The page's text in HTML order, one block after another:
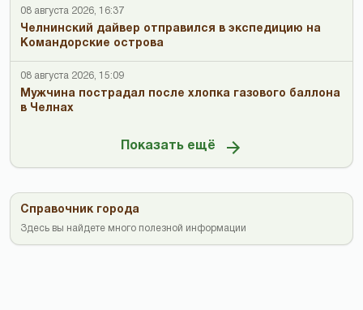
08 августа 2026, 16:37
Челнинский дайвер отправился в экспедицию на
Командорские острова
08 августа 2026, 15:09
Мужчина пострадал после хлопка газового баллона
в Челнах
Показать ещё
Справочник города
Здесь вы найдете много полезной информации